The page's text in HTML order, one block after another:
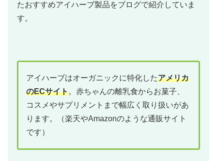
たおすすめアイハーブ製品をブログで紹介していま
す。
アイハーブはオーガニックに特化したアメリカ
のECサイト。赤ちゃんの離乳食からお菓子、
コスメやサプリメントまで幅広く取り扱いがあ
ります。（楽天やAmazonのような通販サイト
です）